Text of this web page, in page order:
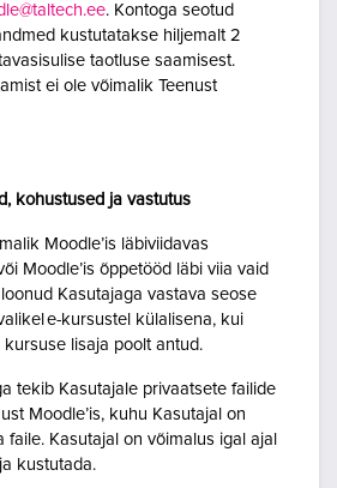
. Kontoga seotud
kustutatakse hiljemalt 2
taotluse saamisest.
ei ole võimalik Teenust
kohustused ja vastutus
Moodle’is läbiviidavas
Moodle’is õppetööd läbi viia vaid
Kasutajaga vastava seose
e-kursustel külalisena, kui
lisaja poolt antud.
tekib Kasutajale privaatsete failide
Moodle’is, kuhu Kasutajal on
faile. Kasutajal on võimalus igal ajal
kustutada.